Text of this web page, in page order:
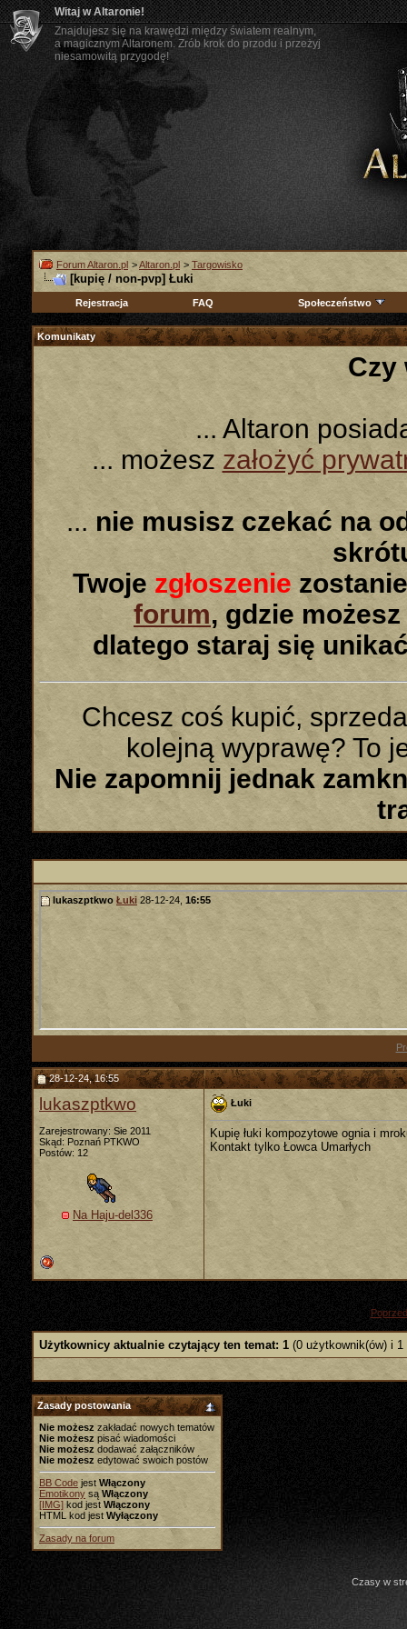
Witaj w Altaronie!
Znajdujesz się na krawędzi między światem realnym,
a magicznym Altaronem. Zrób krok do przodu i przeżyj
niesamowitą przygodę!
Forum Altaron.pl >Altaron.pl > Targowisko
[kupię / non-pvp] Łuki
Rejestracja FAQ Społeczeństwo
Komunikaty
Czy
... Altaron
... możeszzałożyć
... nie musisz czekać na
Twoje zgłoszenie
forum, gdzie
dlatego staraj się
Chcesz coś kupić,
kolejną wyprawę? To
Nie zapomnij jednak
lukaszptkwo Łuki 28-12-24, 16:55
28-12-24, 16:55
lukaszptkwo
Zarejestrowany: Sie 2011
Skąd: Poznań PTKWO
Postów: 12
Na Haju-del336
Łuki
Kupię łuki kompozytowe ognia i
Kontakt tylko Łowca Umarłych
Użytkownicy aktualnie czytający ten temat: 1 (0 użytkownik(ów) i 1
Zasady postowania
Nie możesz zakładać nowych tematów
Nie możesz pisać wiadomości
Nie możesz dodawać załączników
Nie możesz edytować swoich postów
BB Code jest Włączony
Emotikony są Włączony
[IMG] kod jest Włączony
HTML kod jest Wyłączony
Zasady na forum
Czasy w